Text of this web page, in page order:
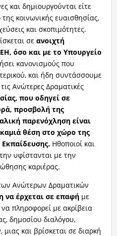
και δημιουργούνται είτε
κοινωνικής ευαισθησίας,
και σκοπιμότητες.
σε ανοιχτή
όσο και με το Υπουργείο
κανονισμούς που
και ήδη συντάσσουμε
Ανώτερες Δραματικές
που οδηγεί σε
προσβολή της
παρενόχληση είναι
θέση στο χώρο της
Εκπαίδευσης.Ηθοποιοί και
υφίστανται με την
καριέρας.
Ανώτερων Δραματικών
να έρχεται σε επαφήμε
πληροφορεί με ακρίβεια
δημοσίου διαλόγου,
και βρίσκεται σε διαρκή